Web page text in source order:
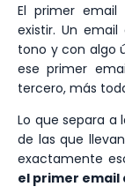
El primer
existir. Un
tono y con algo
ese primer
tercero, más
Lo que separa a
de las que
exactamente
el primer